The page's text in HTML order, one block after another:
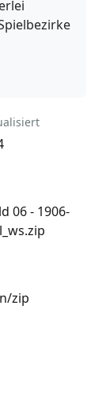
06 - 1906-
zip